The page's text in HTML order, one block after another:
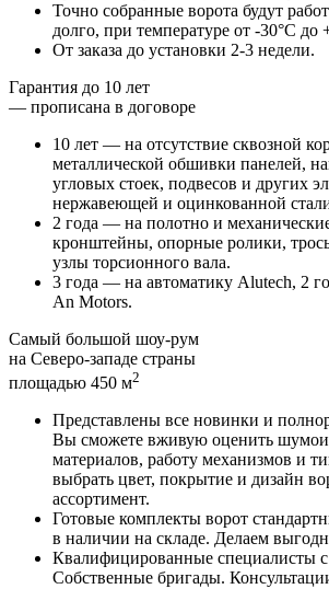
Точно собранные ворота будут
долго, при температуре от -30°C до
От заказа до установки 2-3 недели.
Гарантия до 10 лет
— прописана в договоре
10 лет — на отсутствие сквозной
металлической обшивки панелей,
угловых стоек, подвесов и других
нержавеющей и оцинкованной
2 года — на полотно и
кронштейны, опорные ролики,
узлы торсионного вала.
3 года — на автоматику Alutech, 2
An Motors.
Самый большой шоу-рум
на Северо-западе страны
площадью 450 м2
Представлены все новинки и
Вы сможете вживую оценить
материалов, работу механизмов и
выбрать цвет, покрытие и дизайн
ассортимент.
Готовые комплекты ворот
в наличии на складе. Делаем
Квалифицированные специалисты
Собственные бригады.